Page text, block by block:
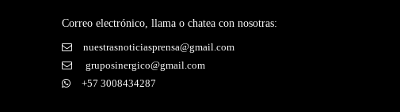
Correo electrónico, llama o chatea con nosotras:
nuestrasnoticiasprensa@gmail.com
gruposinergico@gmail.com
+57 3008434287